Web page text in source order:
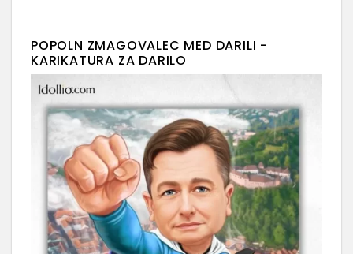
POPOLN ZMAGOVALEC MED DARILI -
KARIKATURA ZA DARILO